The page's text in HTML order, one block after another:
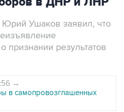
Ушаков заявил, что
признании результатов
→
в самопровозглашенных